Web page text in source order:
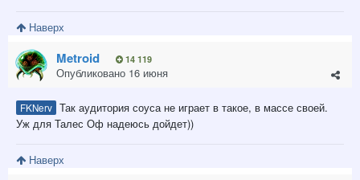
Наверх
Metroid 14 119
Опубликовано 16 июня
FKNerv Так аудитория соуса не играет в такое, в массе своей.
Уж для Талес Оф надеюсь дойдет))
Наверх